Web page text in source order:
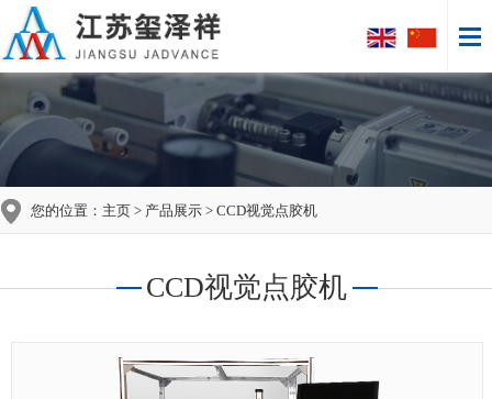
您的位置： 主页 > 产品展示 > CCD视觉点胶机
CCD视觉点胶机